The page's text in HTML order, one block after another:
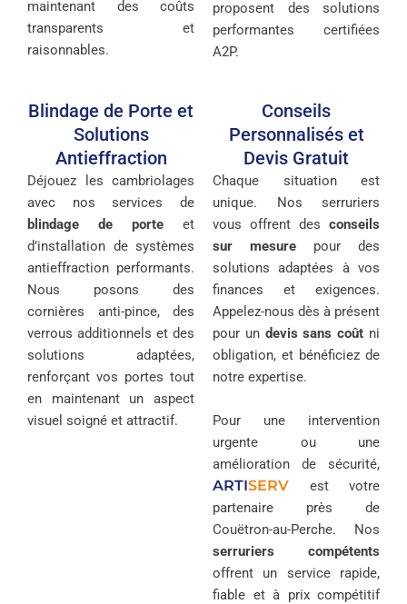
maintenant des coûts
transparents et
raisonnables.
proposent des solutions
performantes certifiées
A2P.
Blindage de Porte et
Solutions
Antieffraction
Déjouez les cambriolages
avec nos services de
blindage de porte et
d’installation de systèmes
antieffraction performants.
Nous posons des
cornières anti-pince, des
verrous additionnels et des
solutions adaptées,
renforçant vos portes tout
en maintenant un aspect
visuel soigné et attractif.
Conseils
Personnalisés et
Devis Gratuit
Chaque situation est
unique. Nos serruriers
vous offrent des conseils
sur mesure pour des
solutions adaptées à vos
finances et exigences.
Appelez-nous dès à présent
pour un devis sans coût ni
obligation, et bénéficiez de
notre expertise.
Pour une intervention
urgente ou une
amélioration de sécurité,
ARTISERV est votre
partenaire près de
Couëtron-au-Perche. Nos
serruriers compétents
offrent un service rapide,
fiable et à prix compétitif